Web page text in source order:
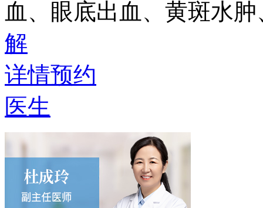
血、眼底出血、黄斑水
解
详情预约
医生